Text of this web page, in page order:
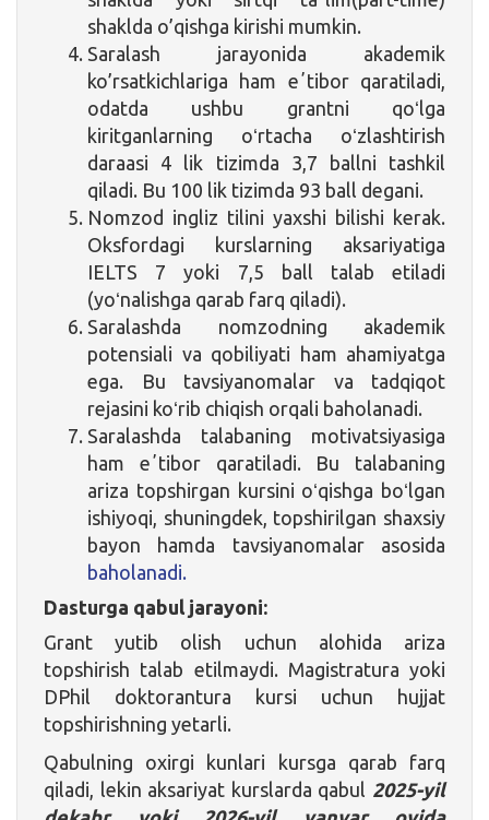
shaklda o’qishga kirishi mumkin.
Saralash jarayonida akademik
ko’rsatkichlariga ham eʼtibor qaratiladi,
odatda ushbu grantni qoʻlga
kiritganlarning oʻrtacha oʻzlashtirish
daraasi 4 lik tizimda 3,7 ballni tashkil
qiladi. Bu 100 lik tizimda 93 ball degani.
Nomzod ingliz tilini yaxshi bilishi kerak.
Oksfordagi kurslarning aksariyatiga
IELTS 7 yoki 7,5 ball talab etiladi
(yoʻnalishga qarab farq qiladi).
Saralashda nomzodning akademik
potensiali va qobiliyati ham ahamiyatga
ega. Bu tavsiyanomalar va tadqiqot
rejasini koʻrib chiqish orqali baholanadi.
Saralashda talabaning motivatsiyasiga
ham eʼtibor qaratiladi. Bu talabaning
ariza topshirgan kursini oʻqishga boʻlgan
ishiyoqi, shuningdek, topshirilgan shaxsiy
bayon hamda tavsiyanomalar asosida
baholanadi.
Dasturga qabul jarayoni:
Grant yutib olish uchun alohida ariza
topshirish talab etilmaydi. Magistratura yoki
DPhil doktorantura kursi uchun hujjat
topshirishning yetarli.
Qabulning oxirgi kunlari kursga qarab farq
qiladi, lekin aksariyat kurslarda qabul 2025-yil